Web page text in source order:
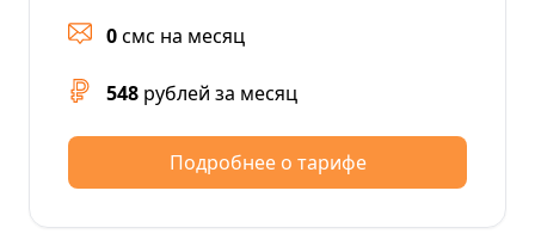
0смс на месяц
548 рублей за месяц
Подробнее о тарифе